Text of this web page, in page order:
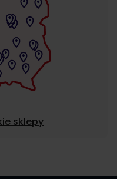
sklepy